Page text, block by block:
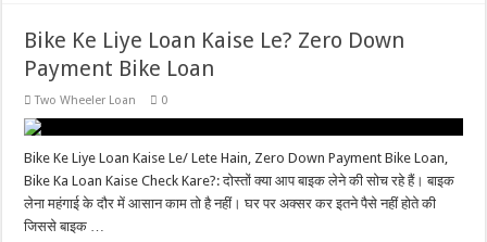
Bike Ke Liye Loan Kaise Le? Zero Down
Payment Bike Loan
Two Wheeler Loan 0
Bike Ke Liye Loan Kaise Le/ Lete Hain, Zero Down Payment Bike Loan,
Bike Ka Loan Kaise Check Kare?: दोस्तों क्या आप बाइक लेने की सोच रहे हैं। बाइक
लेना महंगाई के दौर में आसान काम तो है नहीं। घर पर अक्सर कर इतने पैसे नहीं होते की
जिससे बाइक …